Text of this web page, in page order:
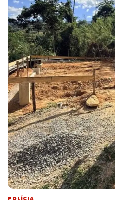
POLÍCIA